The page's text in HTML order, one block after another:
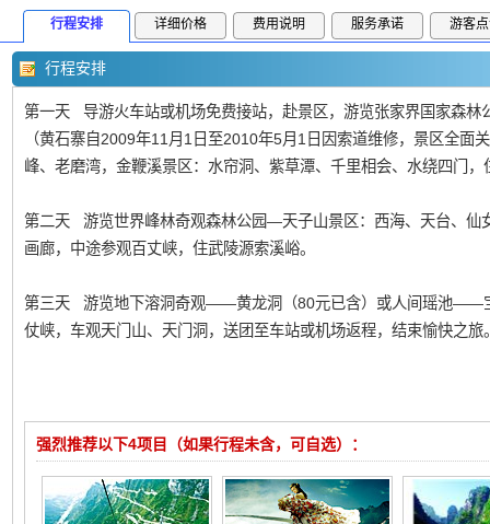
行程安排 详细价格 费用说明 服务承诺 游客
行程安排
第一天 导游火车站或机场免费接站，赴景区，游览张家界国家森林
（黄石寨自2009年11月1日至2010年5月1日因索道维修，景区全面
峰、老磨湾，金鞭溪景区：水帘洞、紫草潭、千里相会、水绕四门，
第二天 游览世界峰林奇观森林公园—天子山景区：西海、天台、仙
画廊，中途参观百丈峡，住武陵源索溪峪。
第三天 游览地下溶洞奇观——黄龙洞（80元已含）或人间瑶池——
仗峡，车观天门山、天门洞，送团至车站或机场返程，结束愉快之旅
强烈推荐以下4项目（如果行程未含，可自选）：